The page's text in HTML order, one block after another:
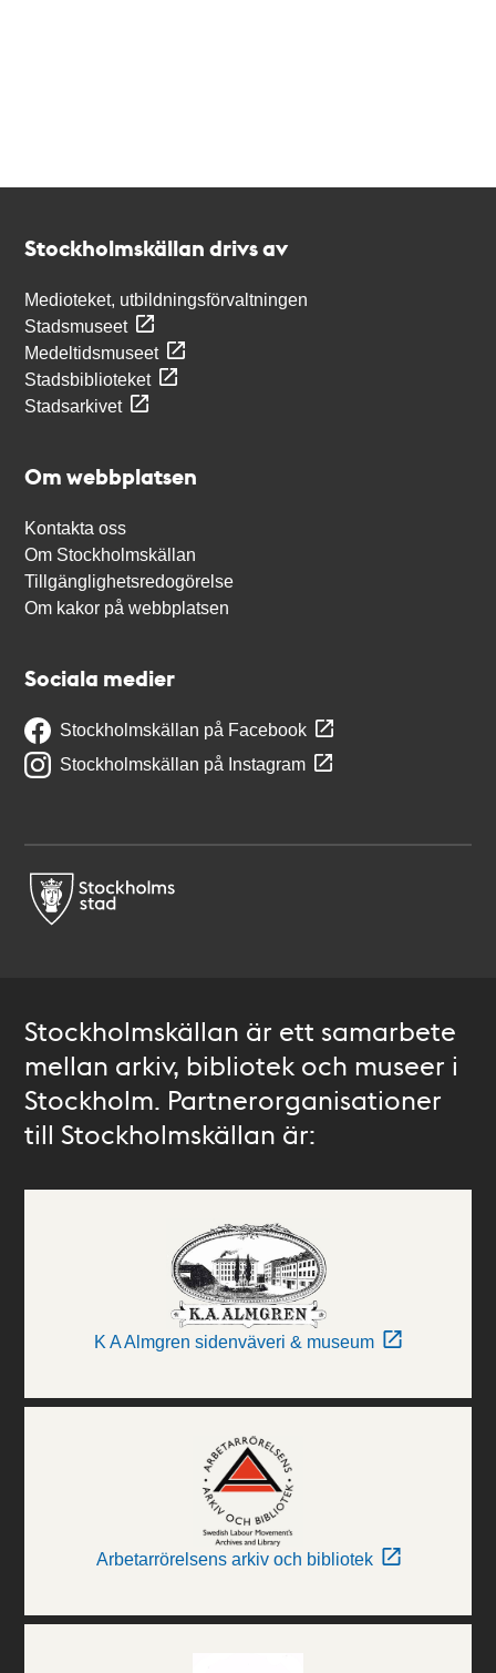
Stockholmskällan drivs av
Medioteket, utbildningsförvaltningen
Stadsmuseet
Medeltidsmuseet
Stadsbiblioteket
Stadsarkivet
Om webbplatsen
Kontakta oss
Om Stockholmskällan
Tillgänglighetsredogörelse
Om kakor på webbplatsen
Sociala medier
Stockholmskällan på Facebook
Stockholmskällan på Instagram
Stockholmskällan är ett samarbete
mellan arkiv, bibliotek och museer i
Stockholm. Partnerorganisationer
till Stockholmskällan är:
K A Almgren sidenväveri & museum
Arbetarrörelsens arkiv och bibliotek